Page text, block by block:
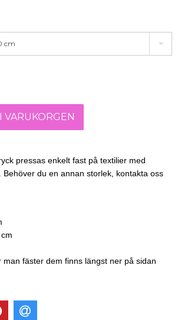
cm
pressas enkelt fast på textilier med
Behöver du en annan storlek, kontakta oss
man fäster dem finns längst ner på sidan